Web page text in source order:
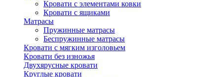
Кровати с элементами ковки
Кровати с ящиками
Матрасы
Пружинные матрасы
Беспружинные матрасы
Кровати с мягким изголовьем
Кровати без изножья
Двухярусные кровати
Круглые кровати